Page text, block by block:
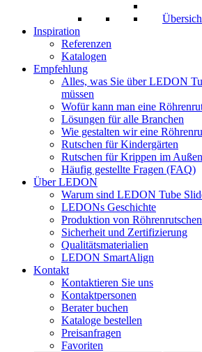
Inspiration
Referenzen
Katalogen
Empfehlung
Alles, was Sie über LEDON
müssen
Wofür kann man eine
Lösungen für alle Branchen
Wie gestalten wir eine
Rutschen für Kindergärten
Rutschen für Krippen im
Häufig gestellte Fragen (FAQ)
Über LEDON
Warum sind LEDON Tube
LEDONs Geschichte
Produktion von Röhrenrutschen
Sicherheit und Zertifizierung
Qualitätsmaterialien
LEDON SmartAlign
Kontakt
Kontaktieren Sie uns
Kontaktpersonen
Berater buchen
Kataloge bestellen
Preisanfragen
Favoriten